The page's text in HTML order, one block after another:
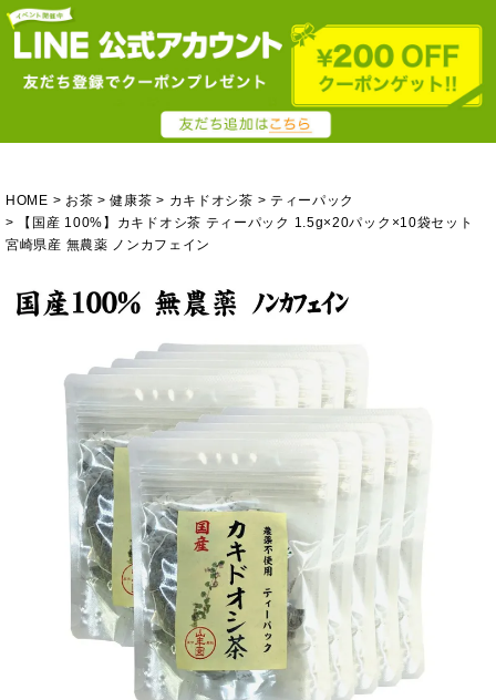
HOME お茶 健康茶 カキドオシ茶
ティーパック
【国産 100%】カキドオシ茶 ティーパック 1.5g×20パック×10袋セット
宮崎県産 無農薬 ノンカフェイン